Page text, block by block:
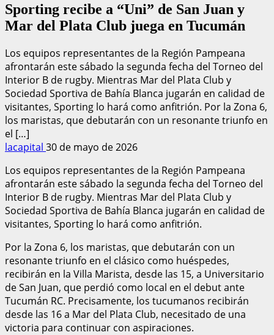
Sporting recibe a “Uni” de San Juan y
Mar del Plata Club juega en Tucumán
Los equipos representantes de la Región Pampeana
afrontarán este sábado la segunda fecha del Torneo del
Interior B de rugby. Mientras Mar del Plata Club y
Sociedad Sportiva de Bahía Blanca jugarán en calidad de
visitantes, Sporting lo hará como anfitrión. Por la Zona 6,
los maristas, que debutarán con un resonante triunfo en
el […]
lacapital 30 de mayo de 2026
Los equipos representantes de la Región Pampeana
afrontarán este sábado la segunda fecha del Torneo del
Interior B de rugby. Mientras Mar del Plata Club y
Sociedad Sportiva de Bahía Blanca jugarán en calidad de
visitantes, Sporting lo hará como anfitrión.
Por la Zona 6, los maristas, que debutarán con un
resonante triunfo en el clásico como huéspedes,
recibirán en la Villa Marista, desde las 15, a Universitario
de San Juan, que perdió como local en el debut ante
Tucumán RC. Precisamente, los tucumanos recibirán
desde las 16 a Mar del Plata Club, necesitado de una
victoria para continuar con aspiraciones.